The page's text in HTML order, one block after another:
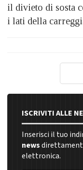
il divieto di sosta
i lati della
ISCRIVITI ALLE
Inserisci il tuo
news
elettronica.